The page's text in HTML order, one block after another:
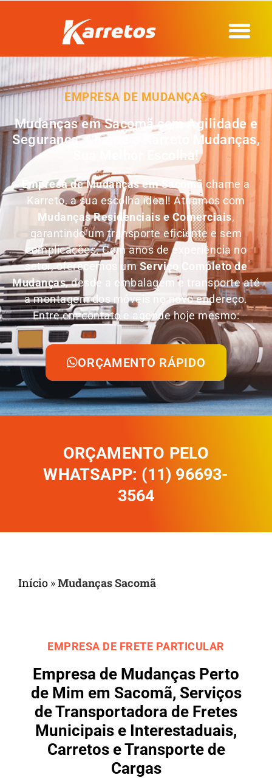
EMPRESA DE MUDANÇAS
Mudanças em Sacomã com Agilidade e
Segurança, Chame a Karreto Mudanças,
Sua Melhor Escolha!
Empresa de Mudanças emSacomã chame a
Karreto, a sua escolha ideal! Atuamos com
Mudanças Residenciais e Comerciais,
garantindo um transporte eficiente e sem
complicações. Com anos de experiência no
setor, oferecemos umServiço Completo de
Mudanças, desde a embalagem e transporte até
a montagem dos móveis no novo endereço.
Entre em contato e agende hoje mesmo:
ORÇAMENTO RÁPIDO
ORÇAMENTO PELO
WHATSAPP: (11) 96693-
3564
Início »Mudanças Sacomã
EMPRESA DE FRETE PARTICULAR
Empresa de Mudanças Perto
de Mim em Sacomã, Serviços
de Transportadora de Fretes
Municipais e Interestaduais,
Carretos e Transporte de
Cargas